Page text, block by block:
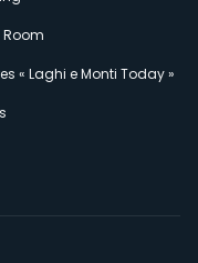
« Laghi e Monti Today »